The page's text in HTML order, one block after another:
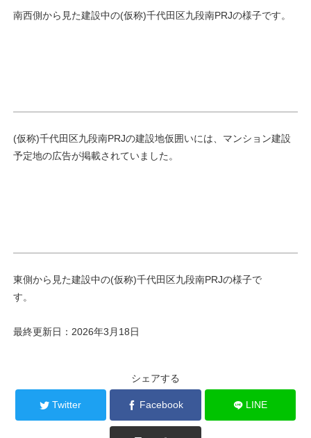
南西側から見た建設中の(仮称)千代田区九段南PRJの様子です。
(仮称)千代田区九段南PRJの建設地仮囲いには、マンション建設
予定地の広告が掲載されていました。
東側から見た建設中の(仮称)千代田区九段南PRJの様子で
す。
最終更新日：2026年3月18日
シェアする
Twitter Facebook LINE